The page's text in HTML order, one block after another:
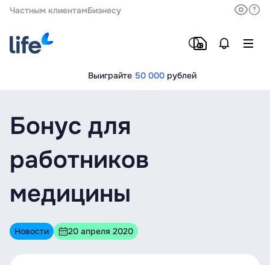
Частным клиентамБизнесу
Выиграйте 50 000 рублей
Бонус для
работников
медицины
Новости 20 апреля 2020